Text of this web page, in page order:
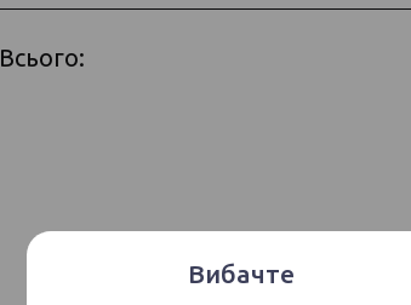
Вибачте
Всього: